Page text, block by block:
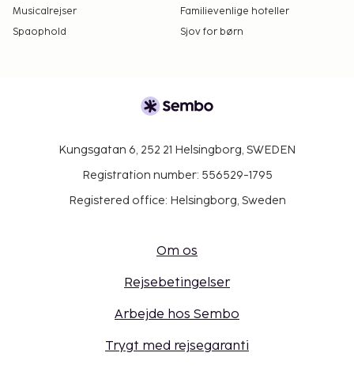
Musicalrejser
Familievenlige hoteller
Spaophold
Sjov for børn
Kungsgatan 6, 252 21 Helsingborg, SWEDEN
Registration number: 556529-1795
Registered office: Helsingborg, Sweden
Om os
Rejsebetingelser
Arbejde hos Sembo
Trygt med rejsegaranti